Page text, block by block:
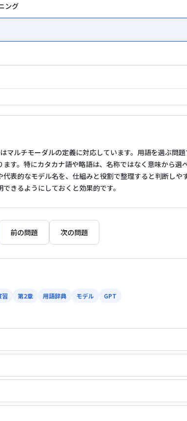
ング
マルチモーダルの定義に対応しています。用語を選ぶ問
ます。特にカタカナ語や略語は、名称ではなく意味から
代表的なモデル名を、仕組みと役割で整理すると判断し
きるようにしておくと効果的です。
前の問題 次の問題
習 第2章 用語辞典 モデル GPT